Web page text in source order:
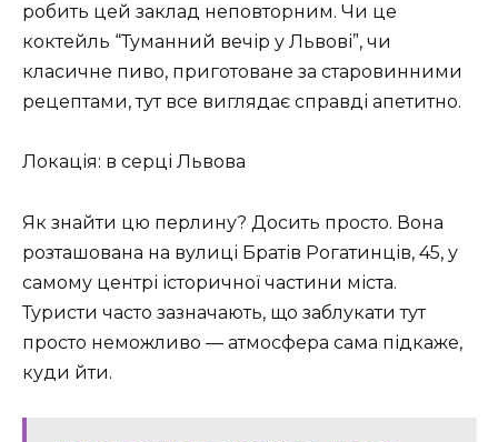
робить цей заклад неповторним. Чи це
коктейль “Туманний вечір у Львові”, чи
класичне пиво, приготоване за старовинними
рецептами, тут все виглядає справді апетитно.
Локація: в серці Львова
Як знайти цю перлину? Досить просто. Вона
розташована на вулиці Братів Рогатинців, 45, у
самому центрі історичної частини міста.
Туристи часто зазначають, що заблукати тут
просто неможливо — атмосфера сама підкаже,
куди йти.